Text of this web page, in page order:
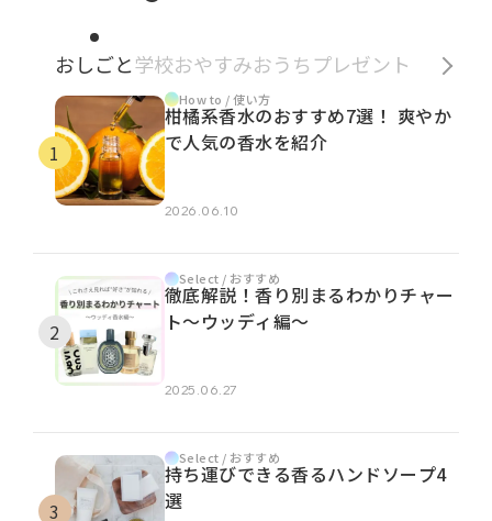
おしごと学校おやすみおうち プレゼント
How to / 使い方
柑橘系香水のおすすめ7選！ 爽やか
で人気の香水を紹介
2026.06.10
Select / おすすめ
徹底解説！香り別まるわかりチャー
ト～ウッディ編～
2025.06.27
Select / おすすめ
持ち運びできる香るハンドソープ4
選